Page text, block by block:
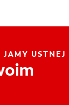
USTNEJ